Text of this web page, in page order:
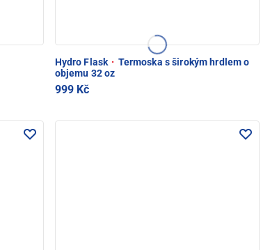
Hydro Flask · Termoska s širokým hrdlem o
objemu 32 oz
999 Kč